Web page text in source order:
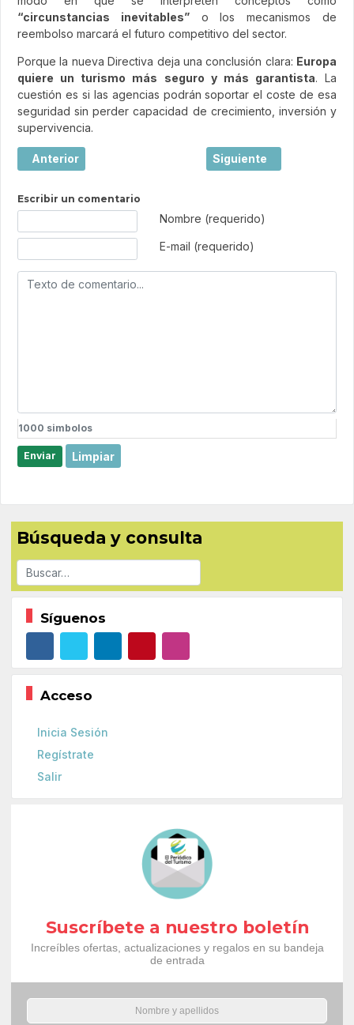
“circunstancias inevitables”o los mecanismos de
reembolso marcará el futuro competitivo del sector.
Porque la nueva Directiva deja una conclusión clara: Europa
quiere un turismo más seguro y más garantista. La
cuestión es si las agencias podrán soportar el coste de esa
seguridad sin perder capacidad de crecimiento, inversión y
supervivencia.
Artículo anterior: FECLAV logra que los mayores elijan
Anterior Artículo siguiente:
Siguiente
Escribir un comentario
Nombre (requerido)
E-mail (requerido)
1000 simbolos
Enviar Limpiar
Búsqueda y consulta
Buscar
Síguenos
Acceso
Inicia Sesión
Regístrate
Salir
Suscríbete a nuestro boletín
Increíbles ofertas, actualizaciones y regalos en su bandeja
de entrada